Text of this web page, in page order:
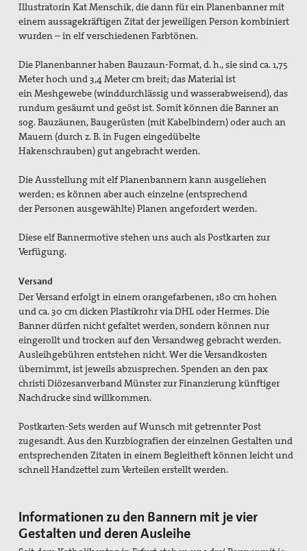
Spiritueller Impuls
Basisgruppen
Spenden Friedensreferent
Aktionen / Projekte
Mitglied werden!
Mitgliedschaft verschenken
Spenden und Fördern
Kampagnen & Partner*innen
Suche
Illustratorin Kat Menschik, die dann für ein Planenbanner mit
einem aussagekräftigen Zitat der jeweiligen Person kombiniert
wurden – in elf verschiedenen Farbtönen.
Die Planenbanner haben Bauzaun-Format, d. h., sie sind ca. 1,75
Meter hoch und 3,4 Meter cm breit; das Material ist
ein Meshgewebe (winddurchlässig und wasserabweisend), das
rundum gesäumt und geöst ist. Somit können die Banner an
sog. Bauzäunen, Baugerüsten (mit Kabelbindern) oder auch an
Mauern (durch z. B. in Fugen eingedübelte
Hakenschrauben) gut angebracht werden.
Die Ausstellung mit elf Planenbannern kann ausgeliehen
werden; es können aber auch einzelne (entsprechend
der Personen ausgewählte) Planen angefordert werden.
Diese elf Bannermotive stehen uns auch als Postkarten zur
Verfügung.
Versand
Der Versand erfolgt in einem orangefarbenen, 180 cm hohen
und ca. 30 cm dicken Plastikrohr via DHL oder Hermes. Die
Banner dürfen nicht gefaltet werden, sondern können nur
eingerollt und trocken auf den Versandweg gebracht werden.
Ausleihgebühren entstehen nicht. Wer die Versandkosten
übernimmt, ist jeweils abzusprechen. Spenden an den pax
christi Diözesanverband Münster zur Finanzierung künftiger
Nachdrucke sind willkommen.
Postkarten-Sets werden auf Wunsch mit getrennter Post
zugesandt. Aus den Kurzbiografien der einzelnen Gestalten und
entsprechenden Zitaten in einem Begleitheft können leicht und
schnell Handzettel zum Verteilen erstellt werden.
Informationen zu den Bannern mit je vier
Gestalten und deren Ausleihe